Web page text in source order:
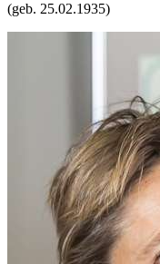
(geb. 25.02.1935)